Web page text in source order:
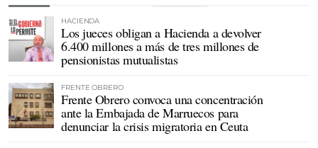
HACIENDA
Los jueces obligan a Hacienda a devolver
6.400 millones a más de tres millones de
pensionistas mutualistas
FRENTE OBRERO
Frente Obrero convoca una concentración
ante la Embajada de Marruecos para
denunciar la crisis migratoria en Ceuta